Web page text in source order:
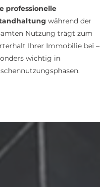
professionelle
während der
Nutzung trägt zum
Ihrer Immobilie bei –
wichtig in